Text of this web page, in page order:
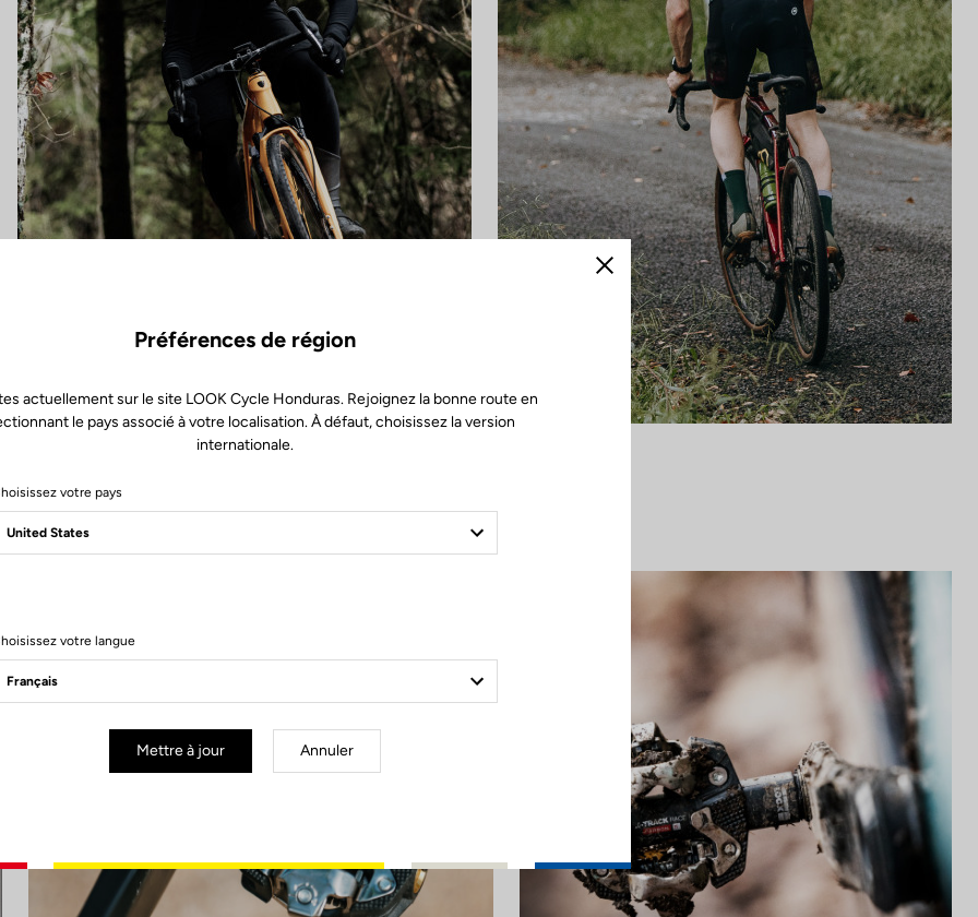
Fermer
Préférences de région
actuellement sur le site LOOK Cycle Honduras. Rejoignez la bonne route en
le pays associé à votre localisation. À défaut, choisissez la version
internationale.
votre pays
votre langue
Mettre à jour Annuler